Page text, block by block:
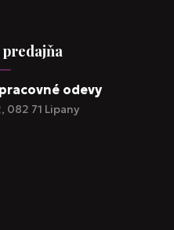
odevy
082 71 Lipany